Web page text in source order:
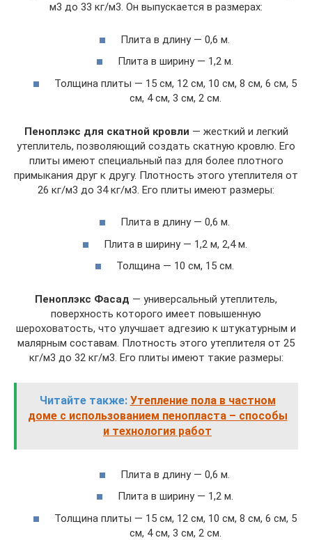
м3 до 33 кг/м3. Он выпускается в размерах:
Плита в длину — 0,6 м.
Плита в ширину — 1,2 м.
Толщина плиты — 15 см, 12 см, 10 см, 8 см, 6 см, 5
см, 4 см, 3 см, 2 см.
Пеноплэкс для скатной кровли — жесткий и легкий
утеплитель, позволяющий создать скатную кровлю. Его
плиты имеют специальный паз для более плотного
примыкания друг к другу. Плотность этого утеплителя от
26 кг/м3 до 34 кг/м3. Его плиты имеют размеры:
Плита в длину — 0,6 м.
Плита в ширину — 1,2 м, 2,4 м.
Толщина — 10 см, 15 см.
Пеноплэкс Фасад — универсальный утеплитель,
поверхность которого имеет повышенную
шероховатость, что улучшает адгезию к штукатурным и
малярным составам. Плотность этого утеплителя от 25
кг/м3 до 32 кг/м3. Его плиты имеют такие размеры:
Читайте также: Утепление пола в частном
доме с использованием пенопласта – способы
и технология работ
Плита в длину — 0,6 м.
Плита в ширину — 1,2 м.
Толщина плиты — 15 см, 12 см, 10 см, 8 см, 6 см, 5
см, 4 см, 3 см, 2 см.